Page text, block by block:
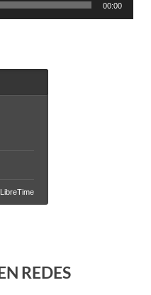
00:00
REDES